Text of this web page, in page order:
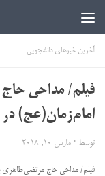
آخرین خبرهای دانشجویی
فیلم/ مداحی
امام‌زمان(عج) در
توسط · مارس 10, 2018
فیلم/ مداحی حاج مرتضی‌طاهری